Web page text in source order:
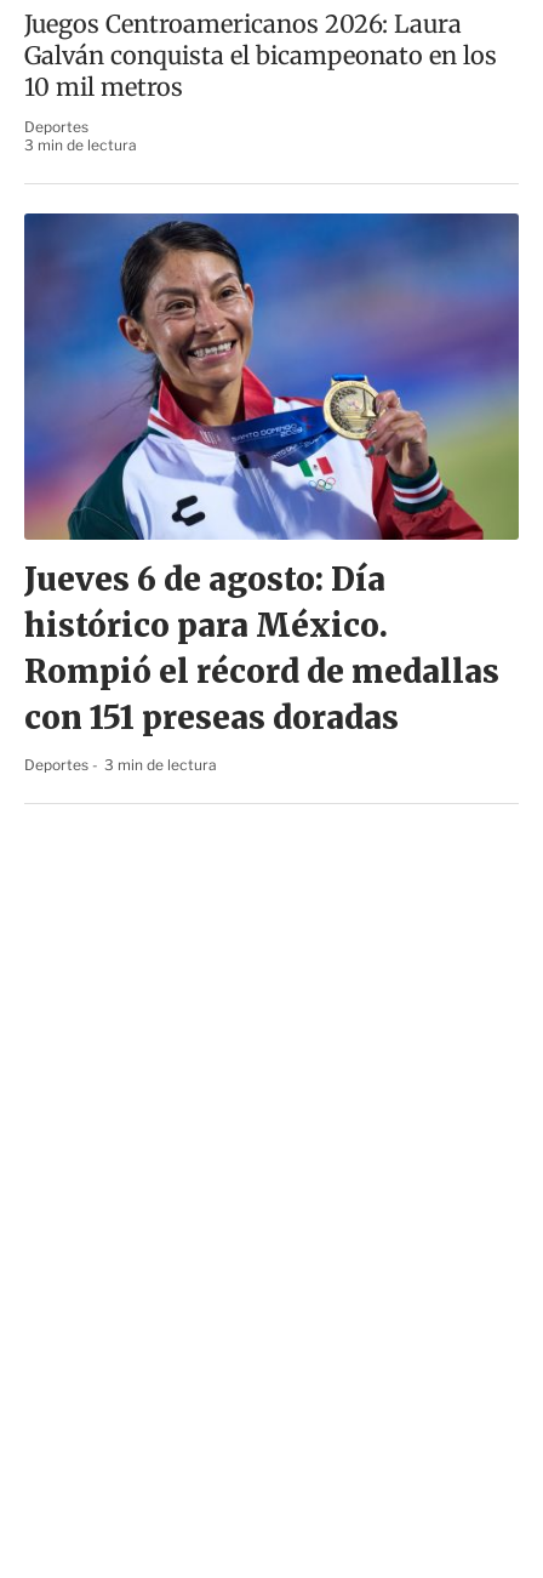
Juegos Centroamericanos 2026: Laura
Galván conquista el bicampeonato en los
10 mil metros
Deportes
3 min de lectura
Jueves 6 de agosto: Día
histórico para México.
Rompió el récord de medallas
con 151 preseas doradas
Deportes 3 min de lectura